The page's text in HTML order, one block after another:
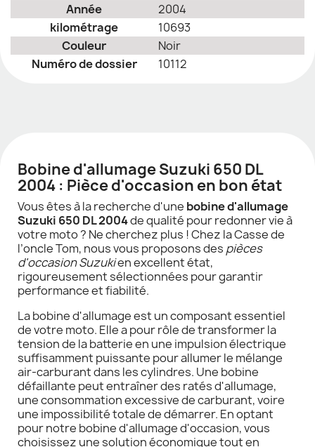
Année
2004
kilométrage
10693
Couleur
Noir
Numéro de dossier
10112
Bobine d'allumage Suzuki 650 DL
2004 : Pièce d'occasion en bon état
Vous êtes à la recherche d'une bobine d'allumage
Suzuki 650 DL 2004de qualité pour redonner vie à
votre moto ? Ne cherchez plus ! Chez la Casse de
l’oncle Tom, nous vous proposons des pièces
d'occasion Suzukien excellent état,
rigoureusement sélectionnées pour garantir
performance et fiabilité.
La bobine d'allumage est un composant essentiel
de votre moto. Elle a pour rôle de transformer la
tension de la batterie en une impulsion électrique
suffisamment puissante pour allumer le mélange
air-carburant dans les cylindres. Une bobine
défaillante peut entraîner des ratés d'allumage,
une consommation excessive de carburant, voire
une impossibilité totale de démarrer. En optant
pour notre bobine d'allumage d'occasion, vous
choisissez une solution économique tout en